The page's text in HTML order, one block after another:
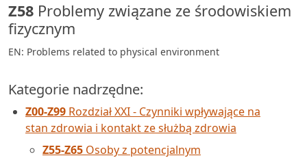
Z58 Problemy związane ze środowiskiem
fizycznym
EN: Problems related to physical environment
Kategorie nadrzędne:
Z00-Z99 Rozdział XXI - Czynniki wpływające na
stan zdrowia i kontakt ze służbą zdrowia
Z55-Z65 Osoby z potencjalnym